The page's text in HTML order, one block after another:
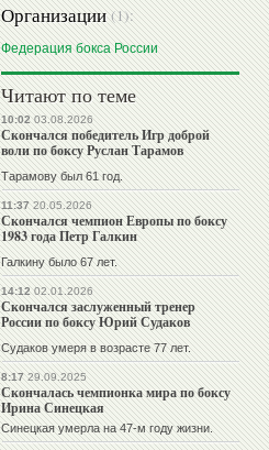
Организации(1):
Федерация бокса России
Читают по теме
10:0203.08.2026
Скончался победитель Игр доброй
воли по боксу Руслан Тарамов
Тарамову был 61 год.
11:3720.05.2026
Скончался чемпион Европы по боксу
1983 года Петр Галкин
Галкину было 67 лет.
14:1202.01.2026
Скончался заслуженный тренер
России по боксу Юрий Судаков
Судаков умеря в возрасте 77 лет.
8:1729.09.2025
Скончалась чемпионка мира по боксу
Ирина Синецкая
Синецкая умерла на 47-м году жизни.